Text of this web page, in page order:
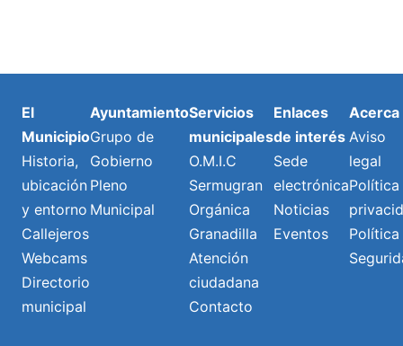
El
Municipio
Historia,
ubicación
y entorno
Callejeros
Webcams
Directorio
municipal
Ayuntamiento
Grupo de
Gobierno
Pleno
Municipal
Servicios
municipales
O.M.I.C
Sermugran
Orgánica
Granadilla
Atención
ciudadana
Contacto
Enlaces
de interés
Sede
electrónica
Noticias
Eventos
Acerca
Aviso
legal
Política
Política